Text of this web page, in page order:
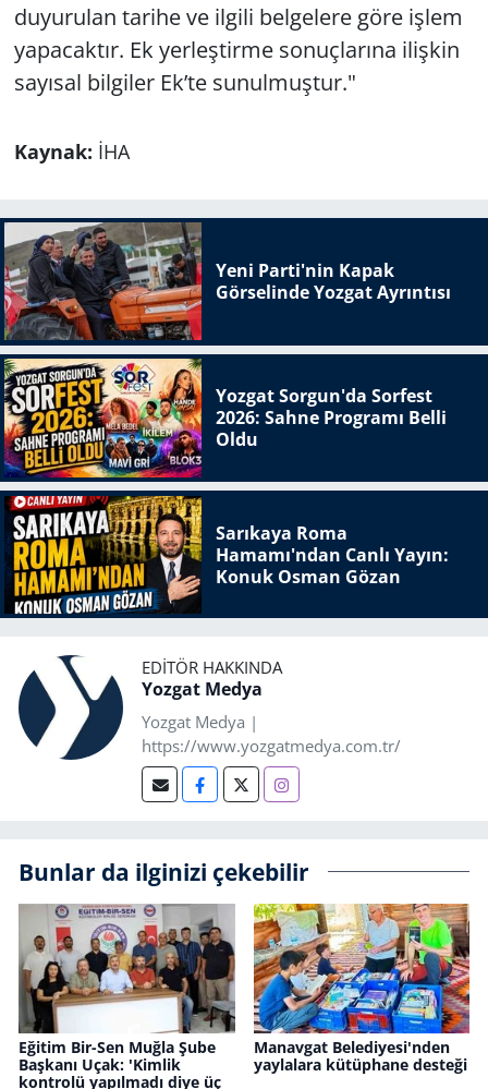
duyurulan tarihe ve ilgili belgelere göre işlem
yapacaktır. Ek yerleştirme sonuçlarına ilişkin
sayısal bilgiler Ek’te sunulmuştur."
Kaynak: İHA
Yeni Parti'nin Kapak
Görselinde Yozgat Ayrıntısı
Yozgat Sorgun'da Sorfest
2026: Sahne Programı Belli
Oldu
Sarıkaya Roma
Hamamı'ndan Canlı Yayın:
Konuk Osman Gözan
EDITÖR HAKKINDA
Yozgat Medya
Yozgat Medya |
https://www.yozgatmedya.com.tr/
Bunlar da ilginizi çekebilir
Eğitim Bir-Sen Muğla Şube
Başkanı Uçak: 'Kimlik
kontrolü yapılmadı diye üç
Manavgat Belediyesi'nden
yaylalara kütüphane desteği